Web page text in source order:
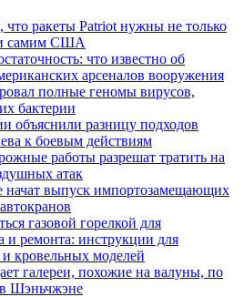
что ракеты Patriot нужны не только
самим США
что известно об
арсеналов вооружения
полные геномы вирусов,
бактерии
объяснили разницу подходов
к боевым действиям
работы разрешат тратить на
атак
начат выпуск импортозамещающих
газовой горелкой для
и ремонта: инструкции для
кровельных моделей
галереи, похожие на валуны, по
Шэньчжэне